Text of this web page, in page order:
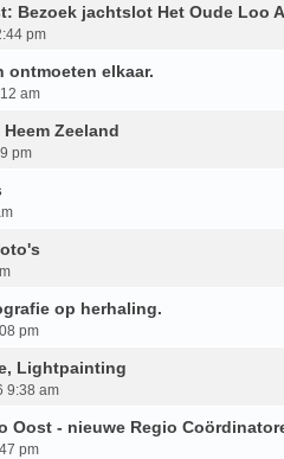
Bezoek jachtslot Het Oude Loo
pm
ontmoeten elkaar.
am
Zeeland
pm
op herhaling.
pm
Lightpainting
9:38 am
Oost - nieuwe Regio
pm